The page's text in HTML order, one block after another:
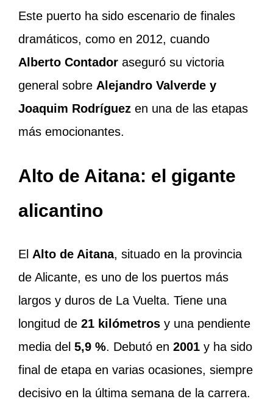
Este puerto ha sido escenario de finales
dramáticos, como en 2012, cuando
Alberto Contador aseguró su victoria
general sobre Alejandro Valverde y
Joaquim Rodríguez en una de las etapas
más emocionantes.
Alto de Aitana: el gigante
alicantino
El Alto de Aitana, situado en la provincia
de Alicante, es uno de los puertos más
largos y duros de La Vuelta. Tiene una
longitud de 21 kilómetros y una pendiente
media del 5,9 %. Debutó en 2001 y ha sido
final de etapa en varias ocasiones, siempre
decisivo en la última semana de la carrera.